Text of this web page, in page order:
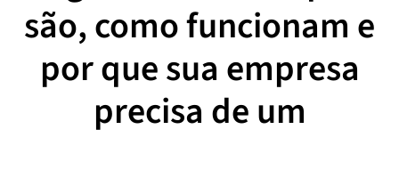
são, como funcionam e
por que sua empresa
precisa de um